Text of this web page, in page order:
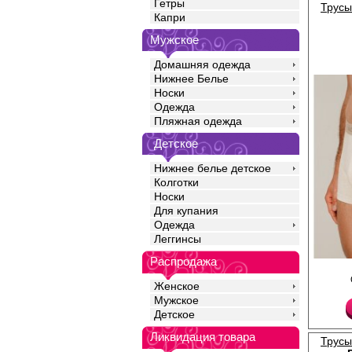
Гетры
Капри
Мужское
Домашняя одежда
Нижнее Белье
Носки
Одежда
Пляжная одежда
Детское
Нижнее белье детское
Колготки
Носки
Для купания
Одежда
Леггинсы
Распродажа
Женское
Мужское
Детское
Ликвидация товара
натурального хлопка
эластана,
качество одежды,
облегание фигуры.
не вызывает
тепло в прохладные
посадку, мягкую и